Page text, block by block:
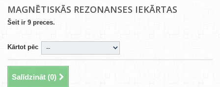
MAGNĒTISKĀS REZONANSES IEKĀRTAS
Šeit ir 9 preces.
Kārtot pēc
Salīdzināt (0)